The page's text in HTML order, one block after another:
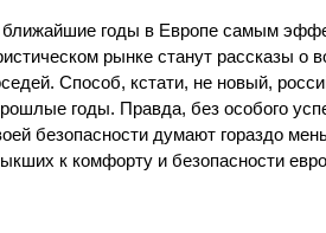
ближайшие годы в Европе самым
рынке станут рассказы о
Способ, кстати, не новый,
годы. Правда, без особого
безопасности думают гораздо
к комфорту и безопасности